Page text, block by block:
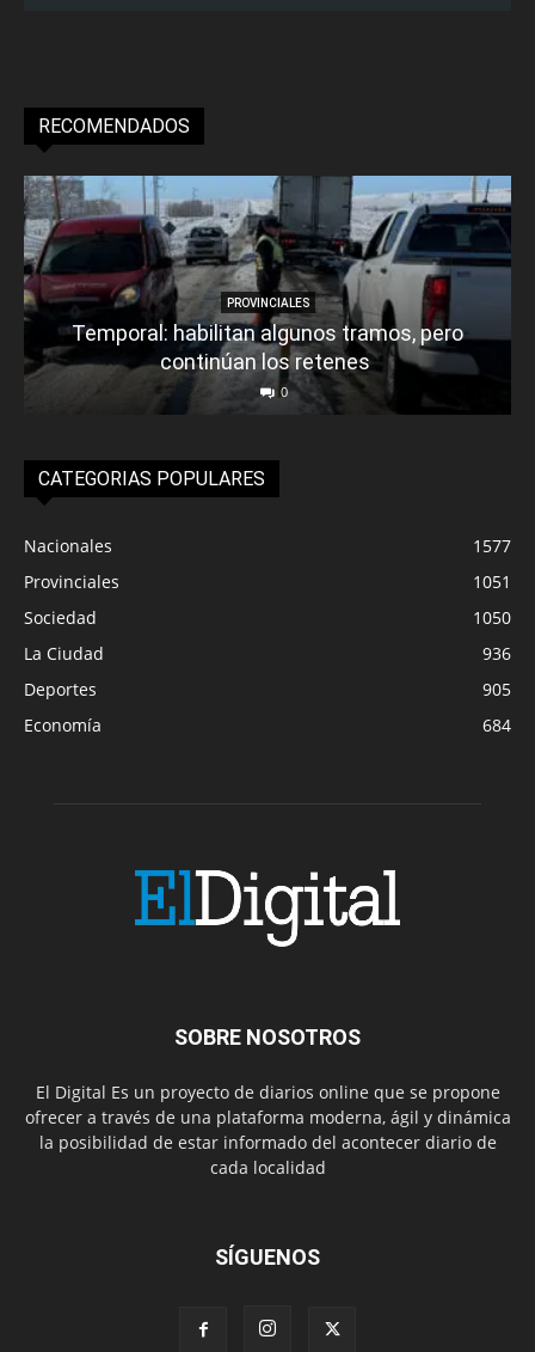
RECOMENDADOS
PROVINCIALES
Temporal: habilitan algunos tramos, pero
continúan los retenes
0
CATEGORIAS POPULARES
Nacionales
1577
Provinciales
1051
Sociedad
1050
La Ciudad
936
Deportes
905
Economía
684
SOBRE NOSOTROS
El Digital Es un proyecto de diarios online que se propone
ofrecer a través de una plataforma moderna, ágil y dinámica
la posibilidad de estar informado del acontecer diario de
cada localidad
SÍGUENOS